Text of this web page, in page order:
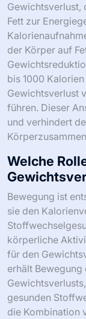
Gewichtsverlust,
Fett zur
der Körper auf
bis 1000
Gewichtsverlust
führen. Dieser
und verhindert
Welche
Bewegung ist
sie den
körperliche
für den
erhält
gesunden
die Kombination